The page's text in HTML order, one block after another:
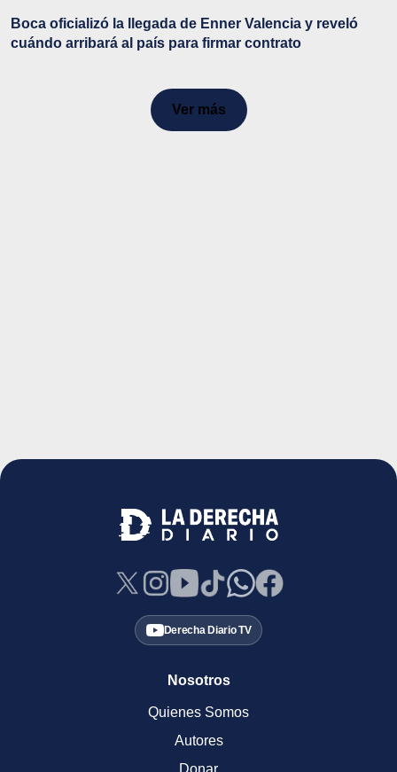
Boca oficializó la llegada de Enner Valencia y reveló
cuándo arribará al país para firmar contrato
Ver más
Derecha Diario TV
Nosotros
Quienes Somos
Autores
Donar